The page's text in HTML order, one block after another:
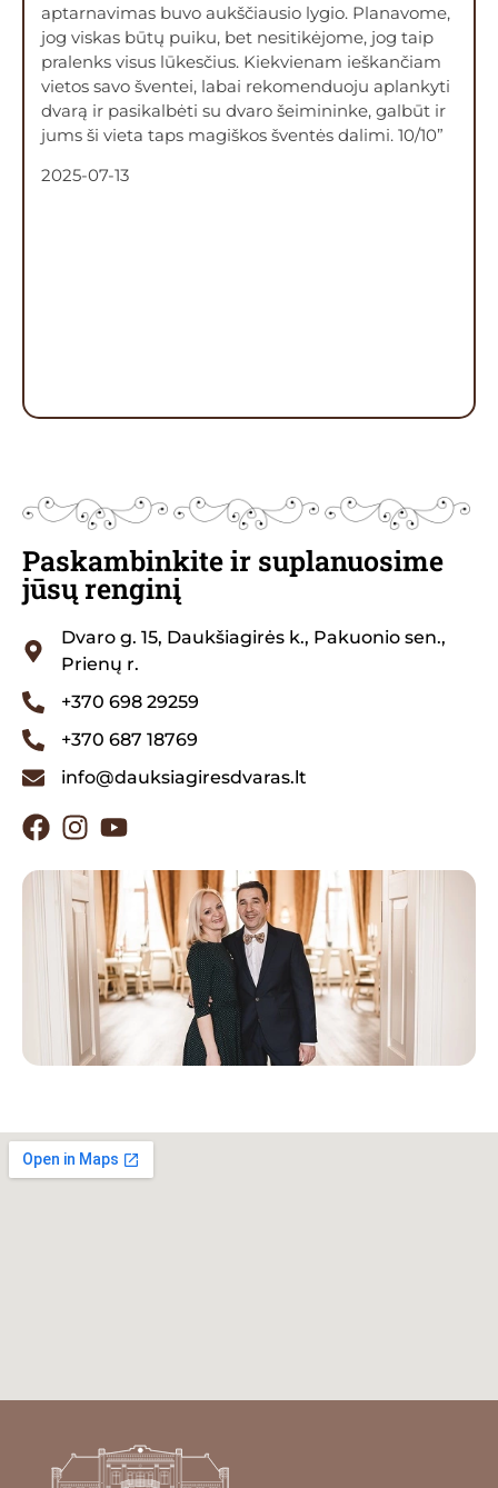
aptarnavimas buvo aukščiausio lygio. Planavome,
jog viskas būtų puiku, bet nesitikėjome, jog taip
pralenks visus lūkesčius. Kiekvienam ieškančiam
vietos savo šventei, labai rekomenduoju aplankyti
dvarą ir pasikalbėti su dvaro šeimininke, galbūt ir
jums ši vieta taps magiškos šventės dalimi. 10/10”
2025-07-13
Paskambinkite ir suplanuosime
jūsų renginį
Dvaro g. 15, Daukšiagirės k., Pakuonio sen.,
Prienų r.
+370 698 29259
+370 687 18769
info@dauksiagiresdvaras.lt